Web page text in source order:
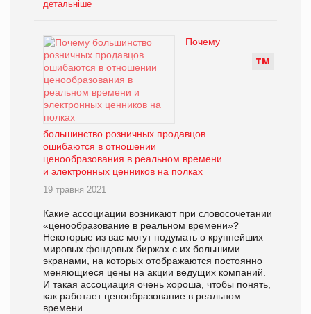
детальніше
ТМ
Почему
большинство розничных продавцов
ошибаются в отношении
ценообразования в реальном времени
и электронных ценников на полках
19 травня 2021
Какие ассоциации возникают при словосочетании
«ценообразование в реальном времени»?
Некоторые из вас могут подумать о крупнейших
мировых фондовых биржах с их большими
экранами, на которых отображаются постоянно
меняющиеся цены на акции ведущих компаний.
И такая ассоциация очень хороша, чтобы понять,
как работает ценообразование в реальном
времени.